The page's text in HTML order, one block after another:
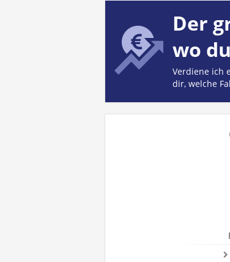
Der
wo
Verdiene ich
dir, welche